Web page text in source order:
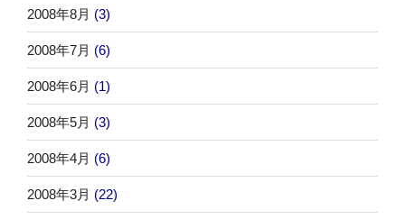
2008年8月 (3)
2008年7月 (6)
2008年6月 (1)
2008年5月 (3)
2008年4月 (6)
2008年3月 (22)